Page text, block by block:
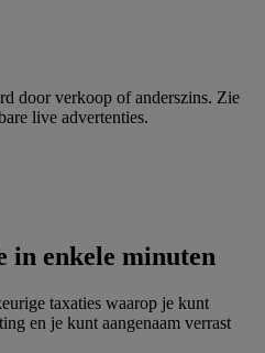
door verkoop of anderszins. Zie
live advertenties.
in enkele minuten
taxaties waarop je kunt
en je kunt aangenaam verrast